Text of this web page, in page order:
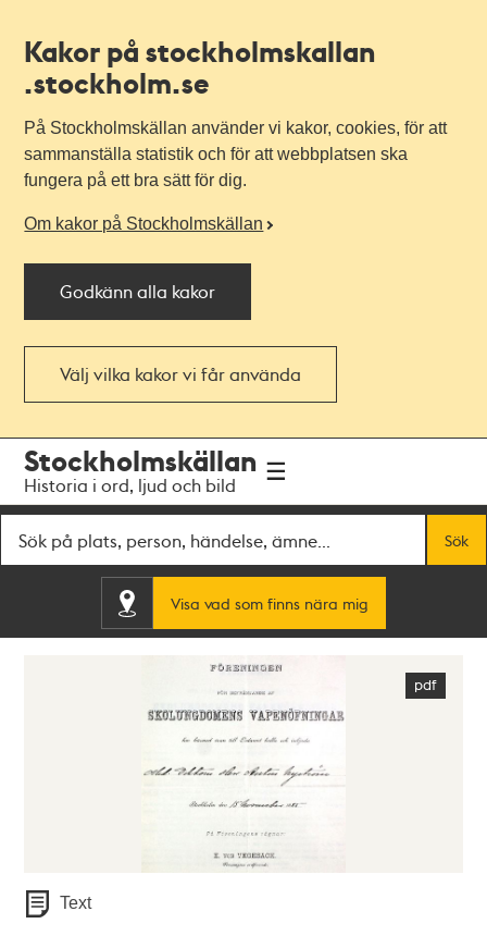
Kakor på stockholmskallan
.stockholm.se
På Stockholmskällan använder vi kakor, cookies, för att
sammanställa statistik och för att webbplatsen ska
fungera på ett bra sätt för dig.
Om kakor på Stockholmskällan
Godkänn alla kakor
Välj vilka kakor vi får använda
navigationen
huvudinnehållet
Stockholmskällan
Historia i ord, ljud och bild
Sök
Visa vad som finns nära mig
Text